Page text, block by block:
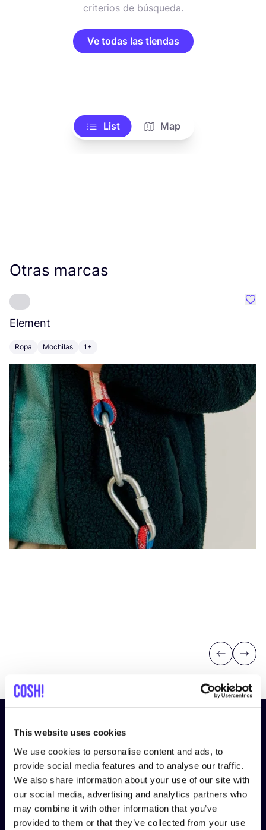
This website uses cookies
We use cookies to personalise content and ads, to
provide social media features and to analyse our traffic.
We also share information about your use of our site with
our social media, advertising and analytics partners who
may combine it with other information that you’ve
provided to them or that they’ve collected from your use
criterios de búsqueda.
Ve todas las tiendas
List Map
Otras marcas
Element
Ropa Mochilas 1+
Previous
Next
¡Suscríbete a nuestro boletín
y mantente informado!
Nombre *
Correo electrónico*